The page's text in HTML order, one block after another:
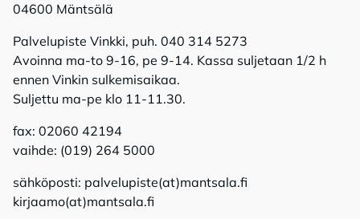
04600 Mäntsälä
Palvelupiste Vinkki, puh. 040 314 5273
Avoinna ma-to 9-16, pe 9-14. Kassa suljetaan 1/2 h
ennen Vinkin sulkemisaikaa.
Suljettu ma-pe klo 11-11.30.
fax: 02060 42194
vaihde: (019) 264 5000
sähköposti: palvelupiste(at)mantsala.fi
kirjaamo(at)mantsala.fi